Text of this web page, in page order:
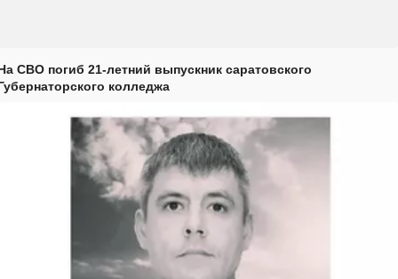
СВО погиб 21-летний выпускник саратовского
колледжа